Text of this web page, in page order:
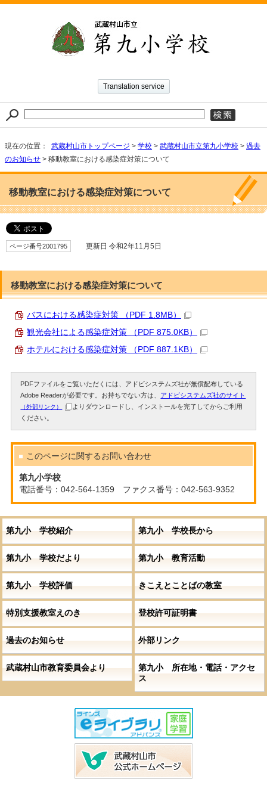
Translation service
現在の位置： 武蔵村山市トップページ > 学校 > 武蔵村山市立第九小学校 > 過去
のお知らせ > 移動教室における感染症対策について
移動教室における感染症対策について
ページ番号2001795 更新日 令和2年11月5日
移動教室における感染症対策について
バスにおける感染症対策 （PDF 1.8MB）
観光会社による感染症対策 （PDF 875.0KB）
ホテルにおける感染症対策 （PDF 887.1KB）
PDFファイルをご覧いただくには、アドビシステムズ社が無償配布している
Adobe Readerが必要です。お持ちでない方は、 アドビシステムズ社のサイト
（外部リンク）
よりダウンロードし、インストールを完了してからご利用
ください。
このページに関する お問い合わせ
第九小学校
電話番号：042-564-1359 ファクス番号：042-563-9352
第九小 学校紹介 第九小 学校長から
第九小 学校だより 第九小 教育活動
第九小 学校評価 きこえとことばの教室
特別支援教室えのき 登校許可証明書
過去のお知らせ 外部リンク
武蔵村山市教育委員会より
第九小 所在地・電話・アクセ
ス